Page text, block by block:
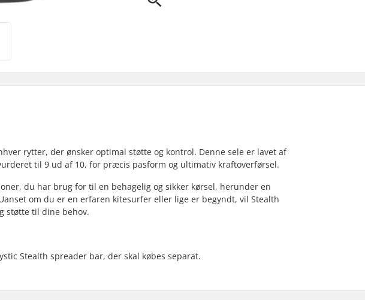
rytter, der ønsker optimal støtte og kontrol. Denne sele er lavet af
til 9 ud af 10, for præcis pasform og ultimativ kraftoverførsel.
du har brug for til en behagelig og sikker kørsel, herunder en
om du er en erfaren kitesurfer eller lige er begyndt, vil Stealth
støtte til dine behov.
Stealth spreader bar, der skal købes separat.